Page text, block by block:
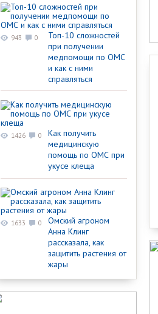
Топ-10 сложностей
при получении
медпомощи по ОМС
и как с ними
справляться
943 0
Как получить
медицинскую
помощь по ОМС при
укусе клеща
1426 0
Омский агроном
Анна Клинг
рассказала, как
защитить растения от
жары
1633 0